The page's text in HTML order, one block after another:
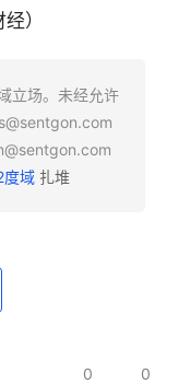
）
立场。未经允许
度域扎堆
0 0